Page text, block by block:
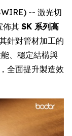
-- 激光切
佈其 SK 系列高
針對管材加工的
、穩定結構與
全面提升製造效